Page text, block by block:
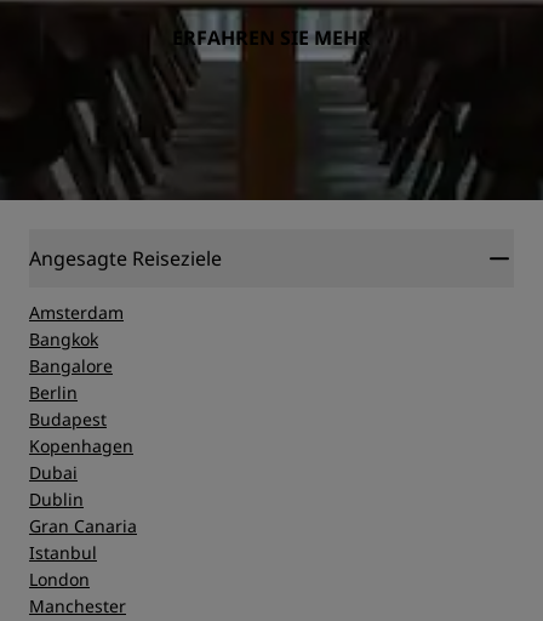
ERFAHREN SIE MEHR
Angesagte Reiseziele
Amsterdam
Bangkok
Bangalore
Berlin
Budapest
Kopenhagen
Dubai
Dublin
Gran Canaria
Istanbul
London
Manchester